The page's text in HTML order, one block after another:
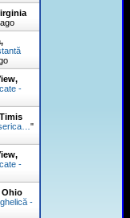
-
"
-
-